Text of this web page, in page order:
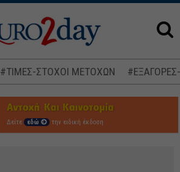
#ΤΙΜΕΣ-ΣΤΟΧΟΙ ΜΕΤΟΧΩΝ
Δείτε εδώ την ειδική έκδοση